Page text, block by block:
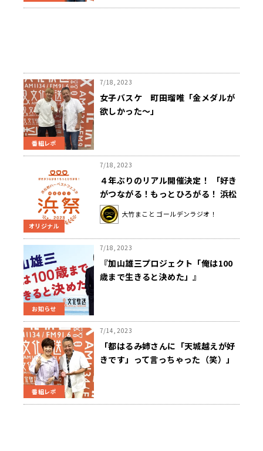
番組レポ
7/18, 2023
女子バスケ 町田瑠唯「金メダルが
欲しかった～」
オリジナル
7/18, 2023
４年ぶりのリアル開催決定！ 「好き
がつながる！もっとひろがる！ 浜松
町ハーベストフェスタ -浜
祭-2023」 １１月３日・文化の日に
大竹まこと ゴールデンラジオ！
お知らせ
7/18, 2023
『加山雄三プロジェクト「俺は100
歳まで生きると決めた」』
期発信
番組レポ
7/14, 2023
「都はるみ姉さんに「天城越えが好
きです」って言っちゃった（笑）」